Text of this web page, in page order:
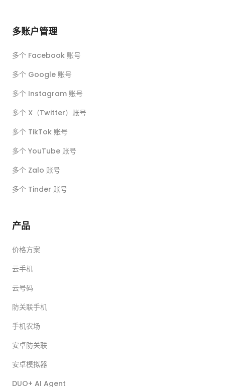
多账户管理
多个 Facebook 账号
多个 Google 账号
多个 Instagram 账号
多个 X（Twitter）账号
多个 TikTok 账号
多个 YouTube 账号
多个 Zalo 账号
多个 Tinder 账号
产品
价格方案
云手机
云号码
防关联手机
手机农场
安卓防关联
安卓模拟器
DUO+ AI Agent